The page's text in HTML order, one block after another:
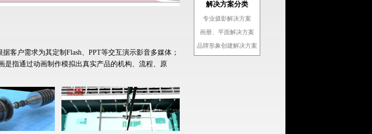
户需求为其定制Flash、PPT等交互演示影音多媒体；
指通过动画制作模拟出真实产品的机构、流程、原
解决方案分类
专业摄影解决方案
画册、平面解决方案
品牌形象创建解决方案